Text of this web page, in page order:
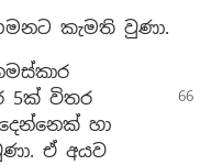
කැමති වුණා.
5ක් විතර
හා
ඒ අයව